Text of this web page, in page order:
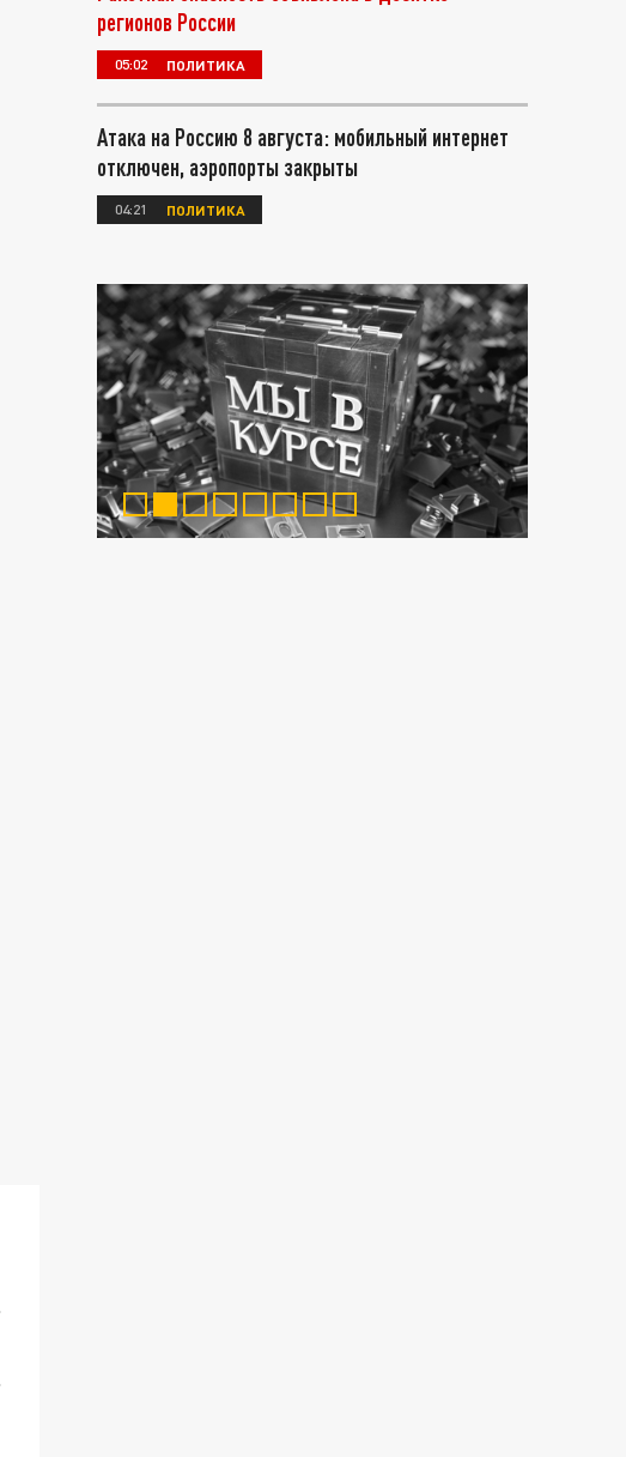
регионов России
05:02 ПОЛИТИКА
Атака на Россию 8 августа: мобильный интернет
отключен, аэропорты закрыты
04:21 ПОЛИТИКА